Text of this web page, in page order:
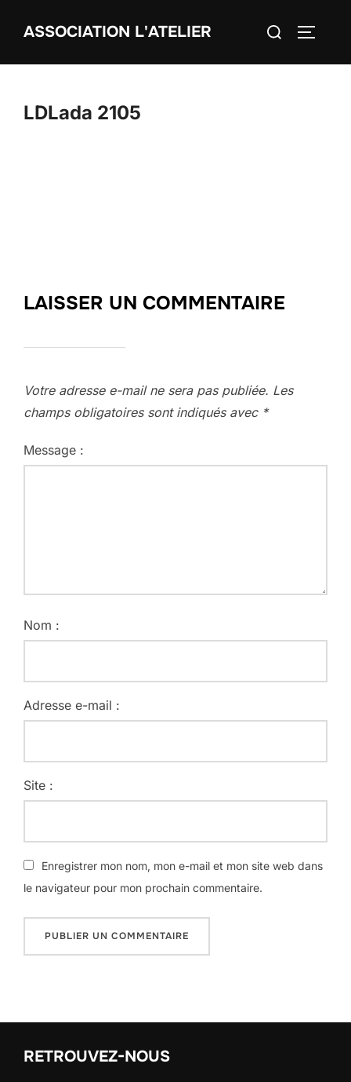
ASSOCIATION L'ATELIER Rechercher :
LDLada 2105
LAISSER UN COMMENTAIRE
Votre adresse e-mail ne sera pas publiée. Les
champs obligatoires sont indiqués avec *
Message :
Nom :
Adresse e-mail :
Site :
Enregistrer mon nom, mon e-mail et mon site web dans
le navigateur pour mon prochain commentaire.
RETROUVEZ-NOUS